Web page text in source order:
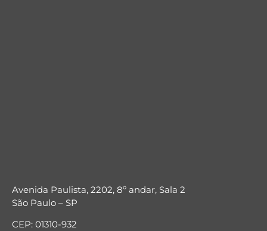
Avenida Paulista, 2202, 8º andar, Sala 2
São Paulo – SP
CEP: 01310-932